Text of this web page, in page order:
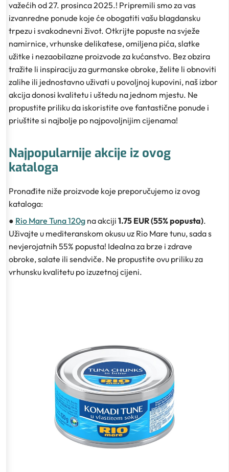
važećih od 27. prosinca 2025.! Pripremili smo za vas
izvanredne ponude koje će obogatiti vašu blagdansku
trpezu i svakodnevni život. Otkrijte popuste na svježe
namirnice, vrhunske delikatese, omiljena pića, slatke
užitke i nezaobilazne proizvode za kućanstvo. Bez obzira
tražite li inspiraciju za gurmanske obroke, želite li obnoviti
zalihe ili jednostavno uživati u povoljnoj kupovini, naš izbor
akcija donosi kvalitetu i uštedu na jednom mjestu. Ne
propustite priliku da iskoristite ove fantastične ponude i
priuštite si najbolje po najpovoljnijim cijenama!
Najpopularnije akcije iz ovog
kataloga
Pronađite niže proizvode koje preporučujemo iz ovog
kataloga:
● Rio Mare Tuna 120g na akciji 1.75 EUR (55% popusta).
Uživajte u mediteranskom okusu uz Rio Mare tunu, sada s
nevjerojatnih 55% popusta! Idealna za brze i zdrave
obroke, salate ili sendviče. Ne propustite ovu priliku za
vrhunsku kvalitetu po izuzetnoj cijeni.